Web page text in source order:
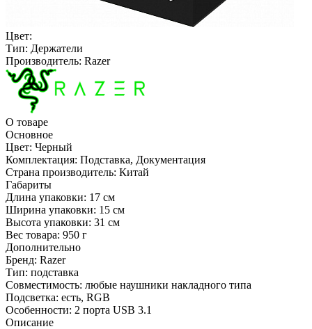
Цвет:
Тип: Держатели
Производитель: Razer
О товаре
Основное
Цвет: Черный
Комплектация: Подставка, Документация
Страна производитель: Китай
Габариты
Длина упаковки: 17 см
Ширина упаковки: 15 см
Высота упаковки: 31 см
Вес товара: 950 г
Дополнительно
Бренд: Razer
Тип: подставка
Совместимость: любые наушники накладного типа
Подсветка: есть, RGB
Особенности: 2 порта USB 3.1
Описание